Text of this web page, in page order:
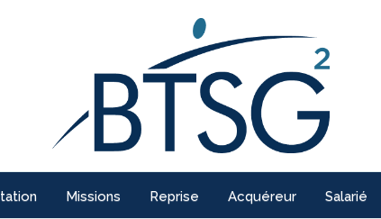
Missions Reprise Acquéreur Salarié